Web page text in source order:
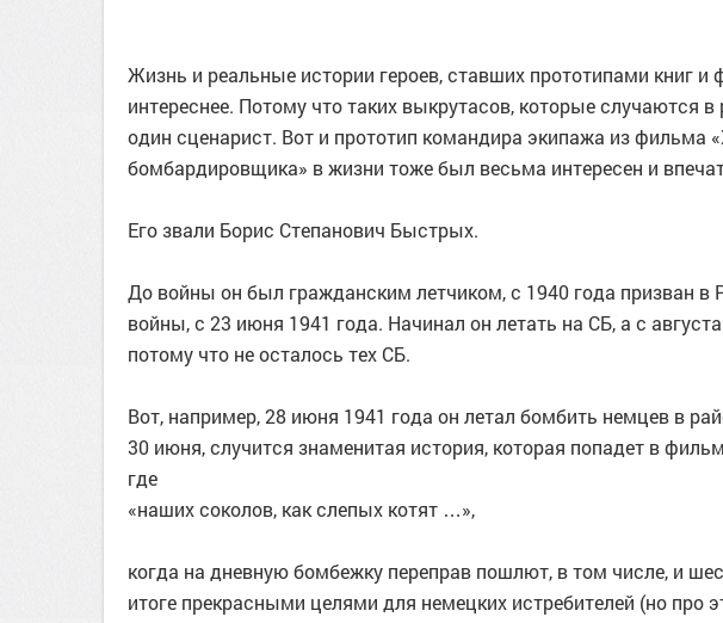
Жизнь и реальные истории героев, ставших прототипами книг и
интереснее. Потому что таких выкрутасов, которые случаются
один сценарист. Вот и прототип командира экипажа из фильма
бомбардировщика» в жизни тоже был весьма интересен и
Его звали Борис Степанович Быстрых.
До войны он был гражданским летчиком, с 1940 года призван в
войны, с 23 июня 1941 года. Начинал он летать на СБ, а с
потому что не осталось тех СБ.
Вот, например, 28 июня 1941 года он летал бомбить немцев в
30 июня, случится знаменитая история, которая попадет в
где
«наших соколов, как слепых котят …»,
когда на дневную бомбежку переправ пошлют, в том числе, и
итоге прекрасными целями для немецких истребителей (но про